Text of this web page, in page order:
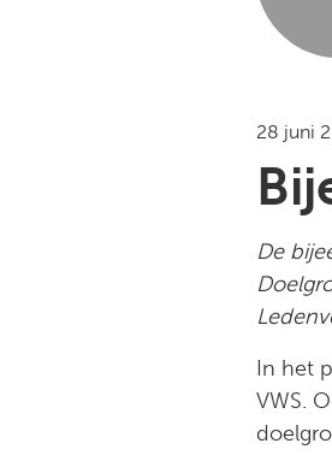
28 juni
De
In het
VWS.